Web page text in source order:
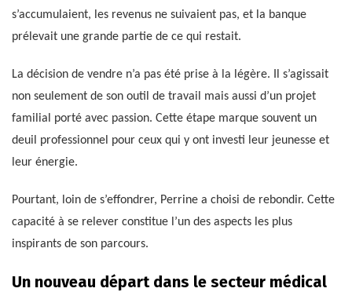
s’accumulaient, les revenus ne suivaient pas, et la banque
prélevait une grande partie de ce qui restait.
La décision de vendre n’a pas été prise à la légère. Il s’agissait
non seulement de son outil de travail mais aussi d’un projet
familial porté avec passion. Cette étape marque souvent un
deuil professionnel pour ceux qui y ont investi leur jeunesse et
leur énergie.
Pourtant, loin de s’effondrer, Perrine a choisi de rebondir. Cette
capacité à se relever constitue l’un des aspects les plus
inspirants de son parcours.
Un nouveau départ dans le secteur médical